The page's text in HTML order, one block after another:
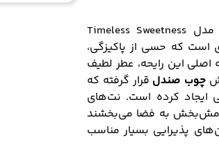
خوشبو کننده هوا لاتراس La Terrasse مدل Timeless Sweetness
است که حسی از پاکیزگی،
اصلی این رایحه، عطر لطیف
چوب صندل قرار گرفته که
ایجاد کرده است. نت‌های
به فضا می‌بخشند
پذیرایی بسیار مناسب